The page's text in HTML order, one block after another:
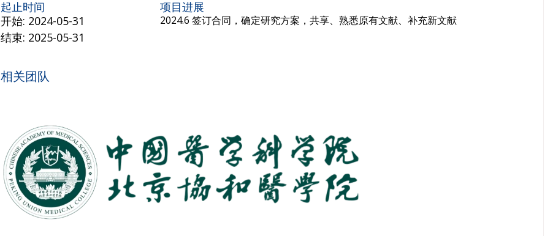
起止时间
开始: 2024-05-31
结束: 2025-05-31
项目进展
2024.6 签订合同，确定研究方案，共享、熟悉原有文献、补充新文献
相关团队